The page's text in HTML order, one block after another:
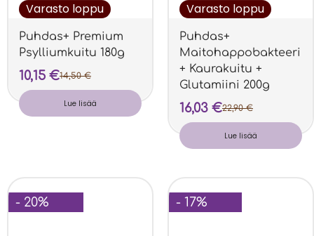
Varasto loppu
Puhdas+ Premium
Psylliumkuitu 180g
14,50€
10,15 €
Lue lisää
Varasto loppu
Puhdas+
Maitohappobakteeri
+ Kaurakuitu +
Glutamiini 200g
22,90€
16,03 €
Lue lisää
- 20% - 17%